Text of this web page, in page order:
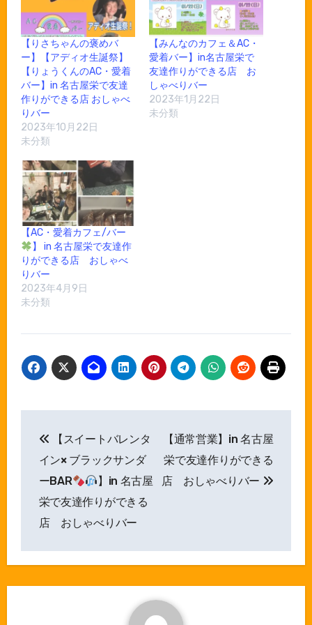
【りさちゃんの褒めバ
ー】【アディオ生誕祭】
【りょうくんのAC・愛着
バー】in 名古屋栄で友達
作りができる店 おしゃべ
りバー
2023年10月22日
未分類
【みんなのカフェ＆AC・
愛着バー】in名古屋栄で
友達作りができる店 お
しゃべりバー
2023年1月22日
未分類
【AC・愛着カフェ/バー
】 in 名古屋栄で友達作
りができる店 おしゃべ
りバー
2023年4月9日
未分類
ナ
ビ
ー
【スイートバレンタ
イン× ブラックサンダ
ーBAR
】in 名古屋
栄で友達作りができる
店 おしゃべりバー
【通常営業】in 名古屋
栄で友達作りができる
店 おしゃべりバー